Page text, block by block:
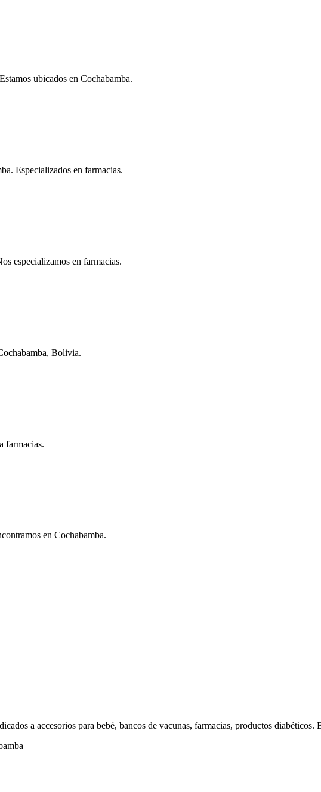
ubicados en Cochabamba.
Especializados en farmacias.
especializamos en farmacias.
Bolivia.
farmacias.
en Cochabamba.
a accesorios para bebé, bancos de vacunas, farmacias, productos diabéticos.